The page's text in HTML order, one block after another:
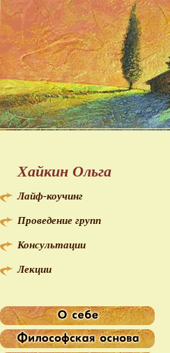
Хайкин Ольга
Лайф-коучинг
Проведение групп
Консультации
Лекции